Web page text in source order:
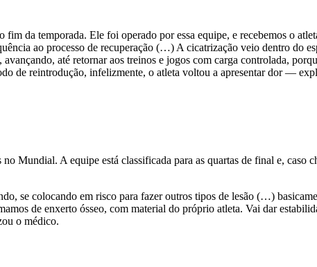
da temporada. Ele foi operado por essa equipe, e recebemos o
ao processo de recuperação (…) A cicatrização veio dentro do
até retornar aos treinos e jogos com carga controlada,
de reintrodução, infelizmente, o atleta voltou a apresentar dor —
Mundial. A equipe está classificada para as quartas de final e, caso
se colocando em risco para fazer outros tipos de lesão (…)
de enxerto ósseo, com material do próprio atleta. Vai dar
o médico.